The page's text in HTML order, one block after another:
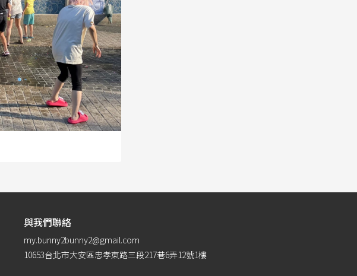
與我們聯絡
my.bunny2bunny2@gmail.com
10653台北市大安區忠孝東路三段217巷6弄12號1樓